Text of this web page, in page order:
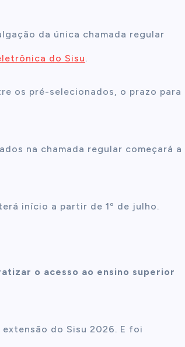
da única chamada regular
do Sisu.
os pré-selecionados, o prazo para
na chamada regular começará a
início a partir de 1º de julho.
o acesso ao ensino superior
do Sisu 2026. E foi